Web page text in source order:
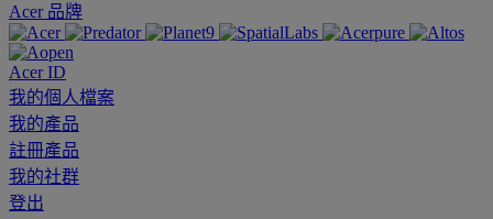
Acer 品牌
Acer ID
我的個人檔案
我的產品
註冊產品
我的社群
登出